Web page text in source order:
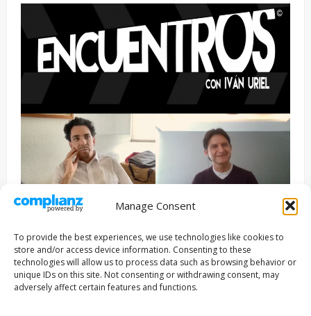
Manage Consent
To provide the best experiences, we use technologies like cookies to
store and/or access device information. Consenting to these
technologies will allow us to process data such as browsing behavior or
unique IDs on this site. Not consenting or withdrawing consent, may
adversely affect certain features and functions.
Entrevista Series
ENCUENTROS CON IVÁN URIEL T3E22: JUAN PATRICIO
RIVEROLL
Filmakersmovie 5 mayo, 2026